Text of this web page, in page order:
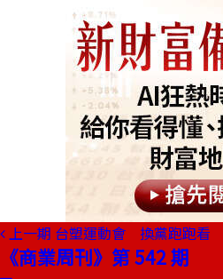
上一期 台塑運動會 換黨跑跑看
《商業周刊》第 542 期